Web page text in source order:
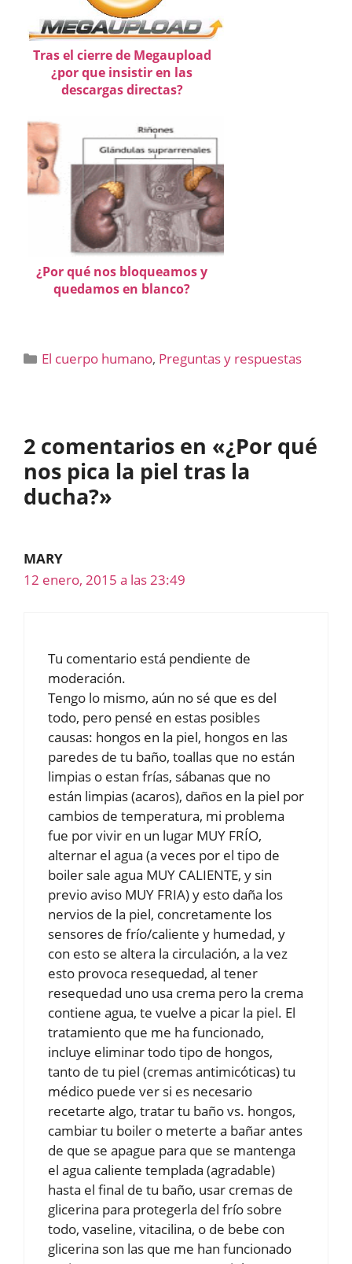
Tras el cierre de Megaupload
¿por que insistir en las
descargas directas?
¿Por qué nos bloqueamos y
quedamos en blanco?
Categorías
El cuerpo humano, Preguntas y respuestas
2 comentarios en «¿Por qué
nos pica la piel tras la
ducha?»
MARY
12 enero, 2015 a las 23:49
Tu comentario está pendiente de
moderación.
Tengo lo mismo, aún no sé que es del
todo, pero pensé en estas posibles
causas: hongos en la piel, hongos en las
paredes de tu baño, toallas que no están
limpias o estan frías, sábanas que no
están limpias (acaros), daños en la piel por
cambios de temperatura, mi problema
fue por vivir en un lugar MUY FRÍO,
alternar el agua (a veces por el tipo de
boiler sale agua MUY CALIENTE, y sin
previo aviso MUY FRIA) y esto daña los
nervios de la piel, concretamente los
sensores de frío/caliente y humedad, y
con esto se altera la circulación, a la vez
esto provoca resequedad, al tener
resequedad uno usa crema pero la crema
contiene agua, te vuelve a picar la piel. El
tratamiento que me ha funcionado,
incluye eliminar todo tipo de hongos,
tanto de tu piel (cremas antimicóticas) tu
médico puede ver si es necesario
recetarte algo, tratar tu baño vs. hongos,
cambiar tu boiler o meterte a bañar antes
de que se apague para que se mantenga
el agua caliente templada (agradable)
hasta el final de tu baño, usar cremas de
glicerina para protegerla del frío sobre
todo, vaseline, vitacilina, o de bebe con
glicerina son las que me han funcionado